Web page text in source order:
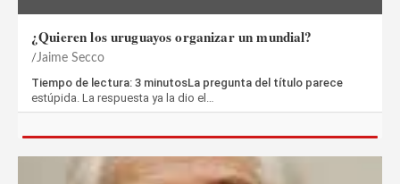
¿Quieren los uruguayos organizar un mundial?
Jaime Secco
Tiempo de lectura: 3 minutosLa pregunta del título parece
estúpida. La respuesta ya la dio el…